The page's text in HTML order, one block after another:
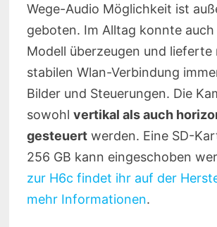
Wege-Audio Möglichkeit ist
geboten. Im Alltag konnte auch
Modell überzeugen und lieferte
stabilen Wlan-Verbindung
Bilder und Steuerungen. Die
sowohl vertikal als auch
gesteuertwerden. Eine SD-
256 GB kann eingeschoben
zur H6c findet ihr auf der
mehr Informationen.